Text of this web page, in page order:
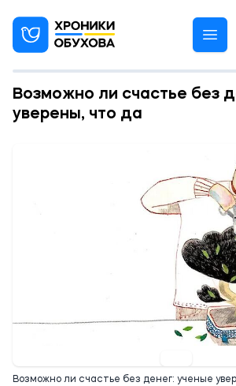
Возможно ли счастье без
уверены, что да
Возможно ли счастье без денег: ученые